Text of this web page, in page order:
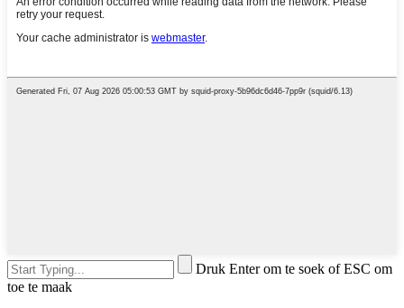
Druk Enter om te soek of ESC om
toe te maak